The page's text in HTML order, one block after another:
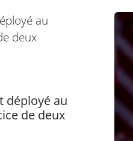
déployé au
de deux